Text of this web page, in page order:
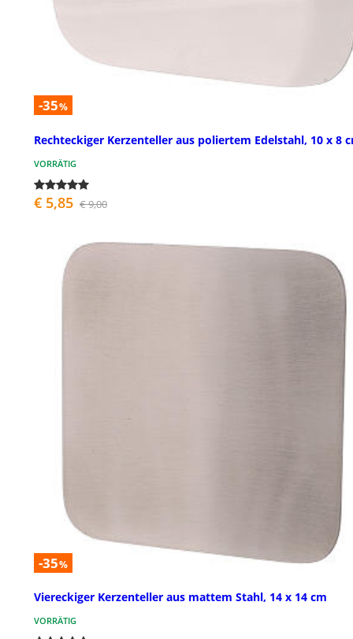
-35%
Rechteckiger Kerzenteller aus poliertem Edelstahl, 10 x 8
VORRÄTIG
€ 5,85 € 9,00
-35%
Viereckiger Kerzenteller aus mattem Stahl, 14 x 14 cm
VORRÄTIG